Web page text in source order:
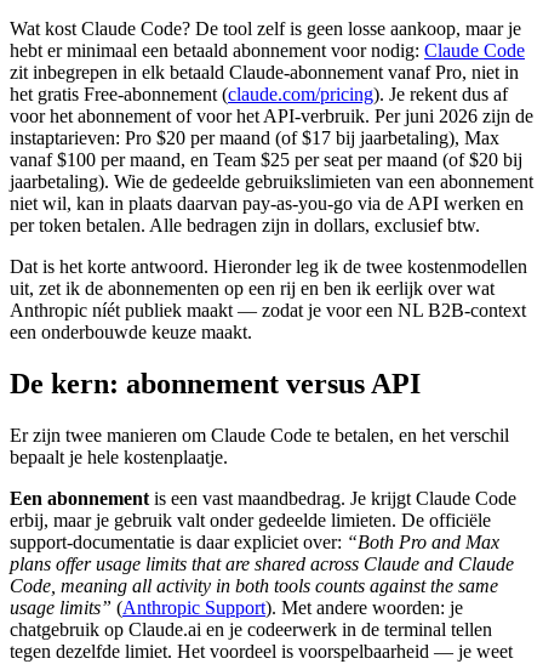
Wat kost Claude Code? De tool zelf is geen losse aankoop, maar je
hebt er minimaal een betaald abonnement voor nodig: Claude Code
zit inbegrepen in elk betaald Claude-abonnement vanaf Pro, niet in
het gratis Free-abonnement (claude.com/pricing). Je rekent dus af
voor het abonnement of voor het API-verbruik. Per juni 2026 zijn de
instaptarieven: Pro $20 per maand (of $17 bij jaarbetaling), Max
vanaf $100 per maand, en Team $25 per seat per maand (of $20 bij
jaarbetaling). Wie de gedeelde gebruikslimieten van een abonnement
niet wil, kan in plaats daarvan pay-as-you-go via de API werken en
per token betalen. Alle bedragen zijn in dollars, exclusief btw.
Dat is het korte antwoord. Hieronder leg ik de twee kostenmodellen
uit, zet ik de abonnementen op een rij en ben ik eerlijk over wat
Anthropic níét publiek maakt — zodat je voor een NL B2B-context
een onderbouwde keuze maakt.
De kern: abonnement versus API
Er zijn twee manieren om Claude Code te betalen, en het verschil
bepaalt je hele kostenplaatje.
Een abonnement is een vast maandbedrag. Je krijgt Claude Code
erbij, maar je gebruik valt onder gedeelde limieten. De officiële
support-documentatie is daar expliciet over: “Both Pro and Max
plans offer usage limits that are shared across Claude and Claude
Code, meaning all activity in both tools counts against the same
usage limits” (Anthropic Support). Met andere woorden: je
chatgebruik op Claude.ai en je codeerwerk in de terminal tellen
tegen dezelfde limiet. Het voordeel is voorspelbaarheid — je weet